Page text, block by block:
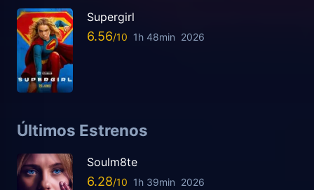
Supergirl
6.56 1h 48min 2026
Últimos Estrenos
Soulm8te
6.28 1h 39min 2026